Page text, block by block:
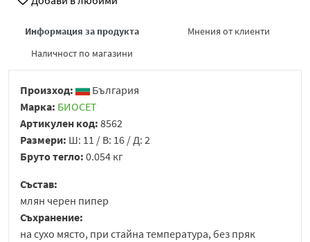
Информация за продукта
Мнения от клиенти
Наличност по магазини
Произход:
България
Марка: БИОСЕТ
Артикулен код: 8562
Размери: Ш: 11 / В: 16 / Д: 2
Бруто тегло: 0.054 кг
Състав:
млян черен пипер
Съхранение:
на сухо място, при стайна температура, без пряк